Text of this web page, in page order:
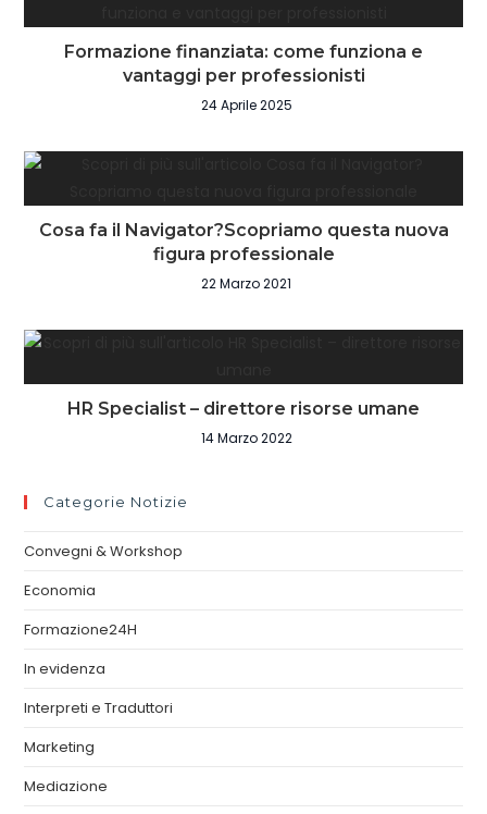
Formazione finanziata: come funziona e
vantaggi per professionisti
24 Aprile 2025
Cosa fa il Navigator?Scopriamo questa nuova
figura professionale
22 Marzo 2021
HR Specialist – direttore risorse umane
14 Marzo 2022
Categorie Notizie
Convegni & Workshop
Economia
Formazione24H
In evidenza
Interpreti e Traduttori
Marketing
Mediazione